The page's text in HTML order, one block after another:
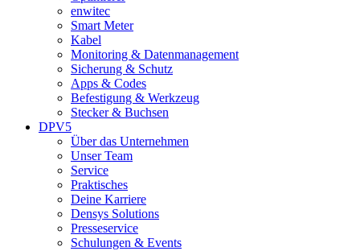
enwitec
Smart Meter
Kabel
Monitoring & Datenmanagement
Sicherung & Schutz
Apps & Codes
Befestigung & Werkzeug
Stecker & Buchsen
DPV5
Über das Unternehmen
Unser Team
Service
Praktisches
Deine Karriere
Densys Solutions
Presseservice
Schulungen & Events